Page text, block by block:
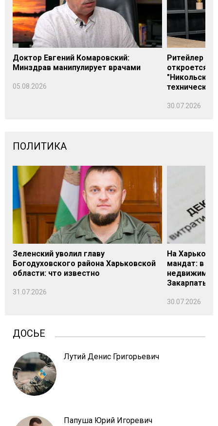
Доктор Евгений Комаровский:
Минздрав манипулирует врачами
05.08.2026
Ритейлер
откроется
технических
30.07.2026
ПОЛИТИКА
Зеленский уволил главу
Богодуховского района Харьковской
области: что известно
31.07.2026
На
мандат: в
Закарпатье
30.07.2026
ДОСЬЕ
Лутий Денис Григорьевич
Папуша Юрий Игоревич